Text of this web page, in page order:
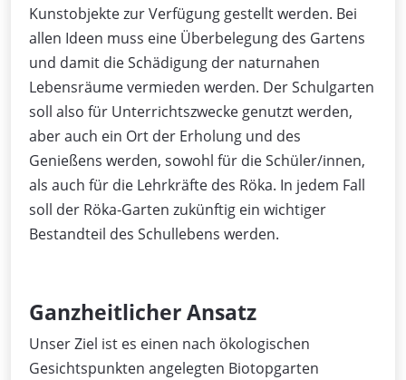
Kunstobjekte zur Verfügung gestellt werden. Bei
allen Ideen muss eine Überbelegung des Gartens
und damit die Schädigung der naturnahen
Lebensräume vermieden werden. Der Schulgarten
soll also für Unterrichtszwecke genutzt werden,
aber auch ein Ort der Erholung und des
Genießens werden, sowohl für die Schüler/innen,
als auch für die Lehrkräfte des Röka. In jedem Fall
soll der Röka-Garten zukünftig ein wichtiger
Bestandteil des Schullebens werden.
Ganzheitlicher Ansatz
Unser Ziel ist es einen nach ökologischen
Gesichtspunkten angelegten Biotopgarten